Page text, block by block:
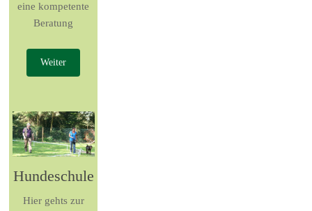
eine kompetente
Beratung
Weiter
Hundeschule
Hier gehts zur